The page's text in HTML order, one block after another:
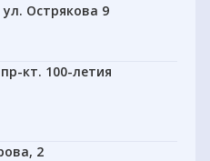
Острякова 9
кт. 100-летия
2